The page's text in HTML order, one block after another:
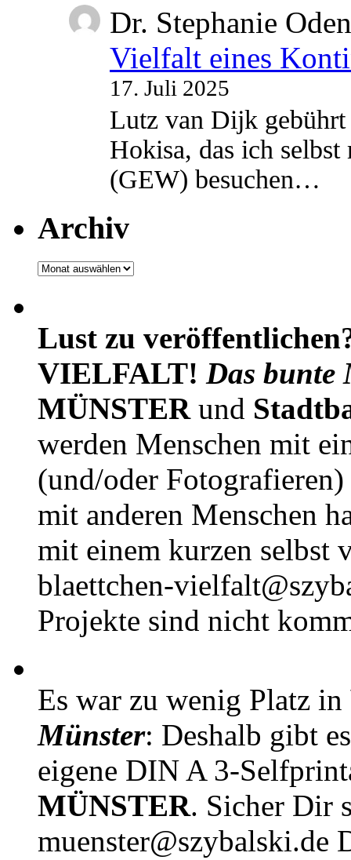
Dr. Stephanie
Vielfalt eines
17. Juli 2025
Lutz van Dijk
Hokisa, das ich
(GEW) besuchen…
Archiv
Archiv
Lust zu
VIELFALT! Das bunte
MÜNSTERund
werden Menschen mit
(und/oder
mit anderen Menschen
mit einem kurzen selbst
blaettchen-
Projekte sind nicht
Es war zu wenig Platz in
Münster: Deshalb gibt
eigene DIN A 3-
MÜNSTER. Sicher Dir
muenster@szybalski.de